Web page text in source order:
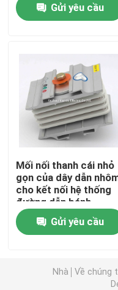
Về chúng tôi
Kiểm soát chất lượng
Liên hệ chúng tôi
Tin tức
Yêu cầu báo giá
Máy gia công thanh
Gửi yêu cầu
Mối nối thanh cái nhỏ
gọn của dây dẫn
cho kết nối hệ thống
đường dẫn bánh
sandwich Ampe khác
nhau
Gửi yêu cầu
Nhà Về chúng